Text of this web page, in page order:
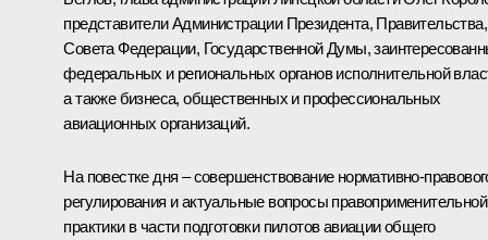
представители Администрации Президента, Правительства,
Совета Федерации, Государственной Думы,
федеральных и региональных органов исполнительной
а также бизнеса, общественных и профессиональных
авиационных организаций.
На повестке дня – совершенствование нормативно-
регулирования и актуальные вопросы правоприменительной
практики в части подготовки пилотов авиации общего